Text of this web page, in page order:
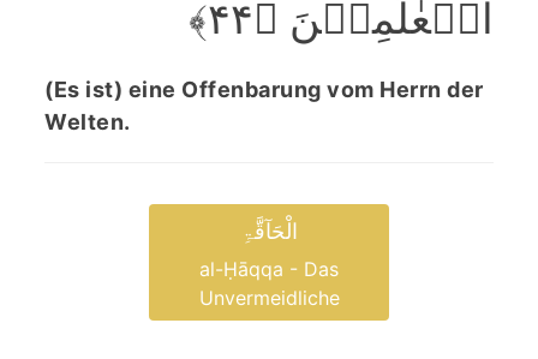
الۡعٰلَمِیۡنَ ﴿۴۴﴾
(Es ist) eine Offenbarung vom Herrn der
Welten.
الْحَآقَّۃِ
al-Ḥāqqa - Das
Unvermeidliche